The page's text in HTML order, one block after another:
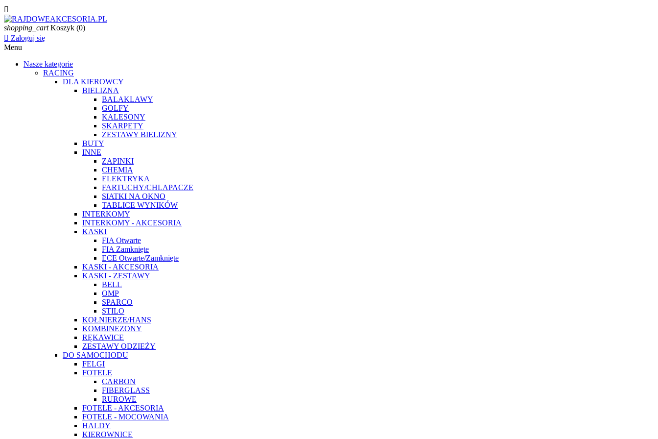

shopping_cart Koszyk (0)
 Zaloguj się
Menu
Nasze kategorie
RACING
DLA KIEROWCY
BIELIZNA
BALAKLAWY
GOLFY
KALESONY
SKARPETY
ZESTAWY BIELIZNY
BUTY
INNE
ZAPINKI
CHEMIA
ELEKTRYKA
FARTUCHY/CHLAPACZE
SIATKI NA OKNO
TABLICE WYNIKÓW
INTERKOMY
INTERKOMY - AKCESORIA
KASKI
FIA Otwarte
FIA Zamknięte
ECE Otwarte/Zamknięte
KASKI - AKCESORIA
KASKI - ZESTAWY
BELL
OMP
SPARCO
STILO
KOŁNIERZE/HANS
KOMBINEZONY
RĘKAWICE
ZESTAWY ODZIEŻY
DO SAMOCHODU
FELGI
FOTELE
CARBON
FIBERGLASS
RUROWE
FOTELE - AKCESORIA
FOTELE - MOCOWANIA
HALDY
KIEROWNICE